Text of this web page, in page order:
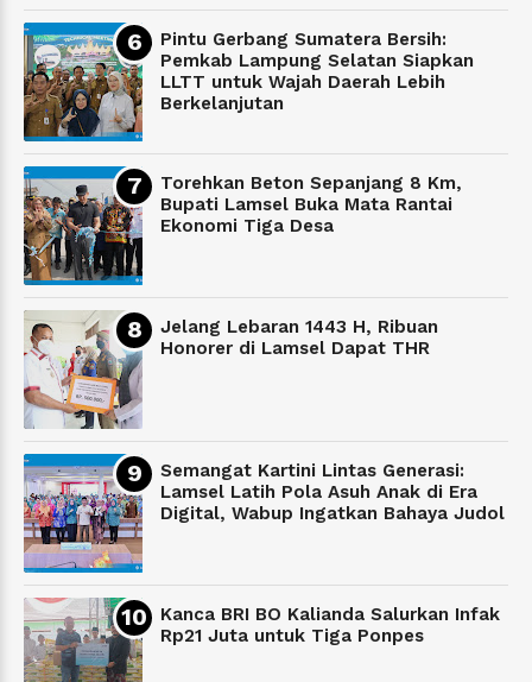
Pintu Gerbang Sumatera Bersih:
Pemkab Lampung Selatan Siapkan
LLTT untuk Wajah Daerah Lebih
Berkelanjutan
Torehkan Beton Sepanjang 8 Km,
Bupati Lamsel Buka Mata Rantai
Ekonomi Tiga Desa
Jelang Lebaran 1443 H, Ribuan
Honorer di Lamsel Dapat THR
Semangat Kartini Lintas Generasi:
Lamsel Latih Pola Asuh Anak di Era
Digital, Wabup Ingatkan Bahaya Judol
Kanca BRI BO Kalianda Salurkan Infak
Rp21 Juta untuk Tiga Ponpes